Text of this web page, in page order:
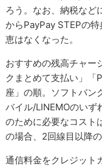
ろう。なお、納税など
からPayPay STEPの
恵はなくなった。
おすすめの残高チャー
クまとめて支払い」「
座」の順。ソフトバン
バイル/LINEMOのいず
のために必要なコスト
の場合、2回線目以降
通信料金をクレジット